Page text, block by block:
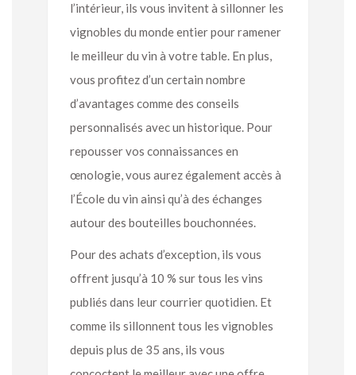
l’intérieur, ils vous invitent à sillonner les
vignobles du monde entier pour ramener
le meilleur du vin à votre table. En plus,
vous profitez d’un certain nombre
d’avantages comme des conseils
personnalisés avec un historique. Pour
repousser vos connaissances en
œnologie, vous aurez également accès à
l’École du vin ainsi qu’à des échanges
autour des bouteilles bouchonnées.
Pour des achats d’exception, ils vous
offrent jusqu’à 10 % sur tous les vins
publiés dans leur courrier quotidien. Et
comme ils sillonnent tous les vignobles
depuis plus de 35 ans, ils vous